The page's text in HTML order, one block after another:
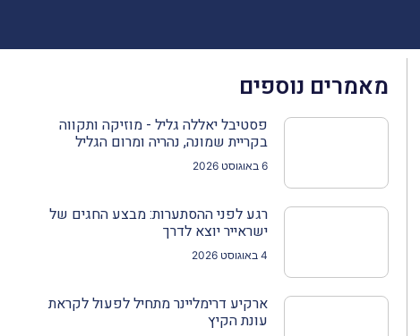
מאמרים נוספים
פסטיבל יאללה גליל - מוזיקה ותקווה
בקריית שמונה, נהריה ומרום הגליל
6 באוגוסט 2026
רגע לפני ההסתערות: מבצע החגים של
ישראייר יוצא לדרך
4 באוגוסט 2026
ארקיע דרימליינר מתחיל לפעול לקראת
עונת הקיץ